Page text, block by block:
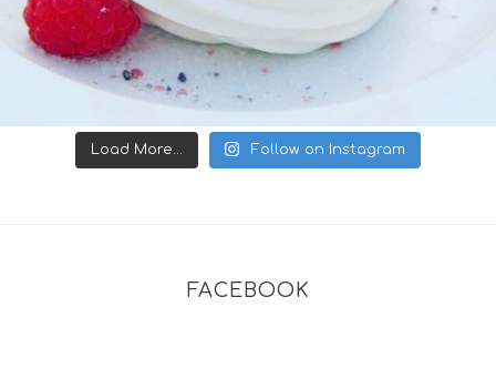
Load More... Follow on Instagram
FACEBOOK